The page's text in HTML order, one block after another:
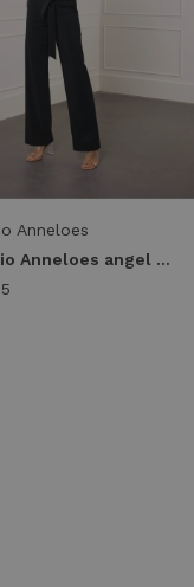
Anneloes
Studio Anneloes angel sls jumpsuit 94772 Jumpsuit 9000 black